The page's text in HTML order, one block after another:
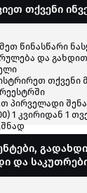
წინასწარი
და
თქვენი
პირველადი
1 კვირიდან 1
თქვენი
და